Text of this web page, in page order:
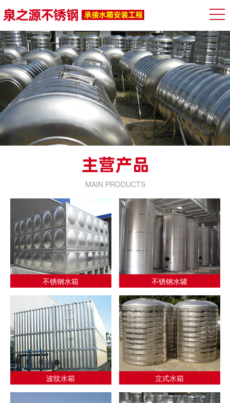
MAIN PRODUCTS
不锈钢水箱 不锈钢水罐
波纹水箱 立式水箱